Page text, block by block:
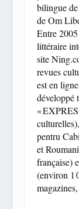
bilingue
de Om
Entre
littéraire
site
revues
est en
développé
«
pentru
et
française)
(environ 1